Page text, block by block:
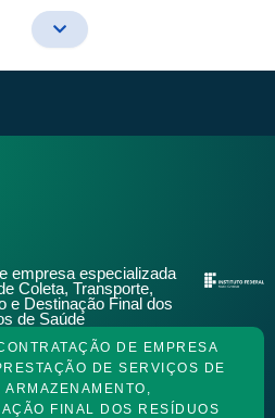
empresa especializada
Coleta, Transporte,
e Destinação Final dos
de Saúde
DE EMPRESA
DE SERVIÇOS DE
FINAL DOS RESÍDUOS